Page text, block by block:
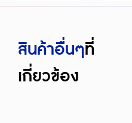
สินค้าอืื่นๆที่
เกี่ยวข้อง